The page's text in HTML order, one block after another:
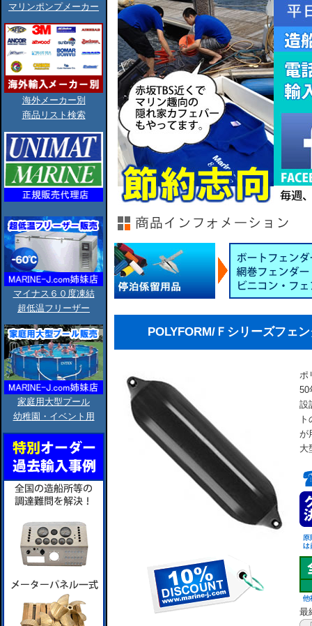
マリンポンプメーカー
海外メーカー別
商品リスト検索
マイナス６０度凍結
超低温フリーザー
家庭用大型プール
幼稚園・イベント用
POLYFORM/Ｆシリーズフェ
ポ
50
設
が
大
最